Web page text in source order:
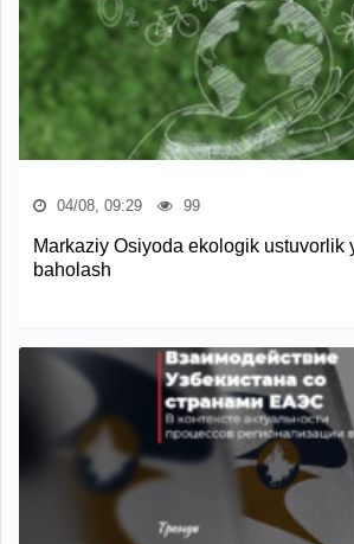
04/08, 09:29 99
Markaziy Osiyoda ekologik ustuvorlik
baholash